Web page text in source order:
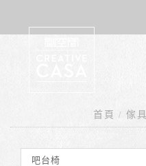
首頁 傢